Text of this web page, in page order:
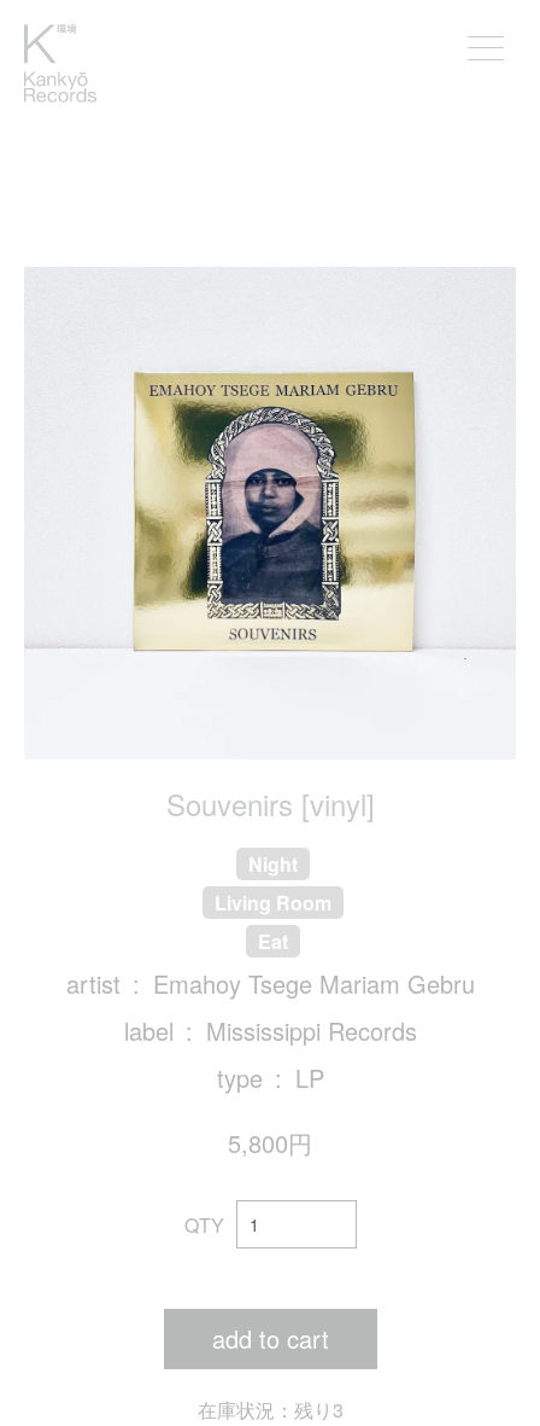
Souvenirs [vinyl]
Night
Living Room
Eat
artist
Emahoy Tsege Mariam Gebru
label
Mississippi Records
type
LP
5,800円
QTY
add to cart
在庫状況：残り3